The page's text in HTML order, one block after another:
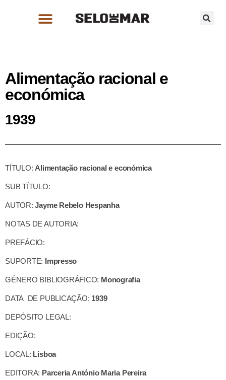
Alimentação racional e
económica
1939
TÍTULO: Alimentação racional e económica
SUB TÍTULO:
AUTOR:Jayme Rebelo Hespanha
NOTAS DE AUTORIA:
PREFÁCIO:
SUPORTE: Impresso
GÉNERO BIBLIOGRÁFICO: Monografia
DATA DE PUBLICAÇÃO: 1939
DEPÓSITO LEGAL:
EDIÇÃO:
LOCAL: Lisboa
EDITORA: Parceria António Maria Pereira